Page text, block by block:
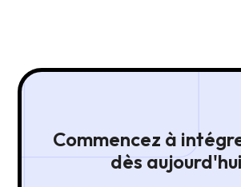
Commencez à
dès